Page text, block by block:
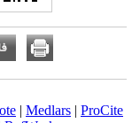
| Medlars | ProCite